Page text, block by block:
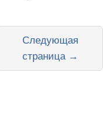
Следующая
страница →